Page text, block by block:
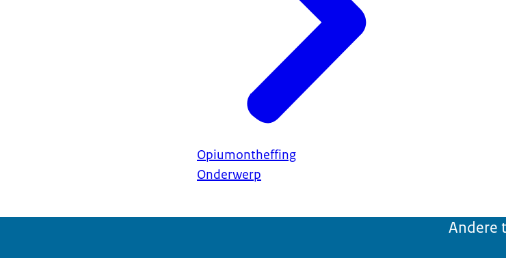
Opiumontheffing
Onderwerp
Andere